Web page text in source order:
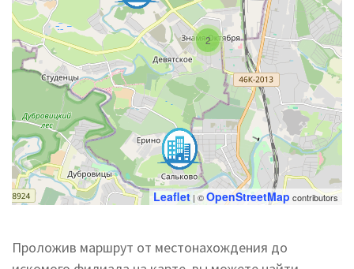
2
Leaflet | ©OpenStreetMap contributors
Проложив маршрут от местонахождения до